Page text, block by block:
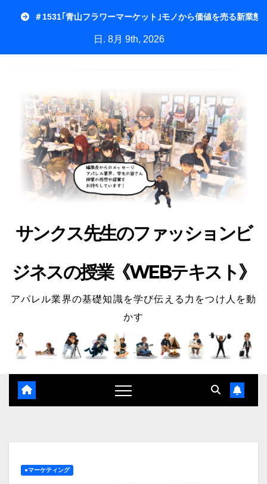
＃1531｢青山フラワーマーケット｣モノから価値を売る新業態
日. 8月 9th, 2026
サンクス先生のファッションビ
ジネスの授業《WEBテキスト》
アパレル業界の基礎知識を学び伝える力をつけ人を動
かす
●マーケティング